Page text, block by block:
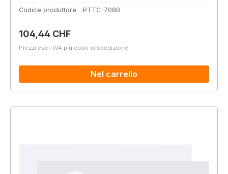
Codice produttore
PTTC-708B
Prezzo normale:
104,44 CHF
Prezzi escl. IVA più costi di spedizione
Nel carrello